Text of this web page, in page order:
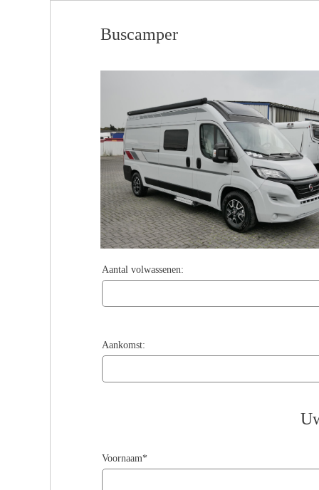
Buscamper
Aantal volwassenen:
Aankomst:
Voornaam*